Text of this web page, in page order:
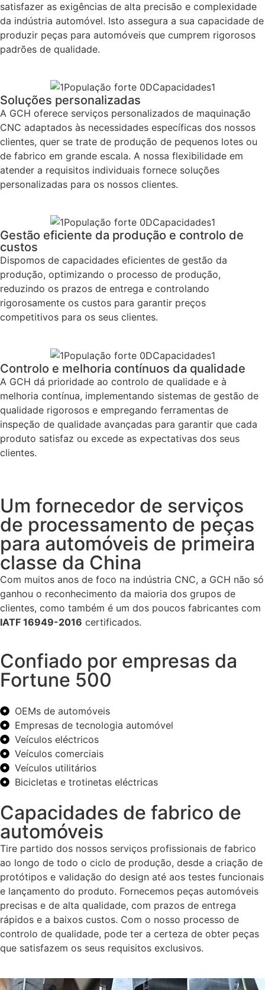
satisfazer as exigências de alta precisão e complexidade
da indústria automóvel. Isto assegura a sua capacidade de
produzir peças para automóveis que cumprem rigorosos
padrões de qualidade.
Soluções personalizadas
A GCH oferece serviços personalizados de maquinação
CNC adaptados às necessidades específicas dos nossos
clientes, quer se trate de produção de pequenos lotes ou
de fabrico em grande escala. A nossa flexibilidade em
atender a requisitos individuais fornece soluções
personalizadas para os nossos clientes.
Gestão eficiente da produção e controlo de
custos
Dispomos de capacidades eficientes de gestão da
produção, optimizando o processo de produção,
reduzindo os prazos de entrega e controlando
rigorosamente os custos para garantir preços
competitivos para os seus clientes.
Controlo e melhoria contínuos da qualidade
A GCH dá prioridade ao controlo de qualidade e à
melhoria contínua, implementando sistemas de gestão de
qualidade rigorosos e empregando ferramentas de
inspeção de qualidade avançadas para garantir que cada
produto satisfaz ou excede as expectativas dos seus
clientes.
Um fornecedor de serviços
de processamento de peças
para automóveis de primeira
classe da China
Com muitos anos de foco na indústria CNC, a GCH não só
ganhou o reconhecimento da maioria dos grupos de
clientes, como também é um dos poucos fabricantes com
IATF 16949-2016 certificados.
Confiado por empresas da
Fortune 500
OEMs de automóveis
Empresas de tecnologia automóvel
Veículos eléctricos
Veículos comerciais
Veículos utilitários
Bicicletas e trotinetas eléctricas
Capacidades de fabrico de
automóveis
Tire partido dos nossos serviços profissionais de fabrico
ao longo de todo o ciclo de produção, desde a criação de
protótipos e validação do design até aos testes funcionais
e lançamento do produto. Fornecemos peças automóveis
precisas e de alta qualidade, com prazos de entrega
rápidos e a baixos custos. Com o nosso processo de
controlo de qualidade, pode ter a certeza de obter peças
que satisfazem os seus requisitos exclusivos.